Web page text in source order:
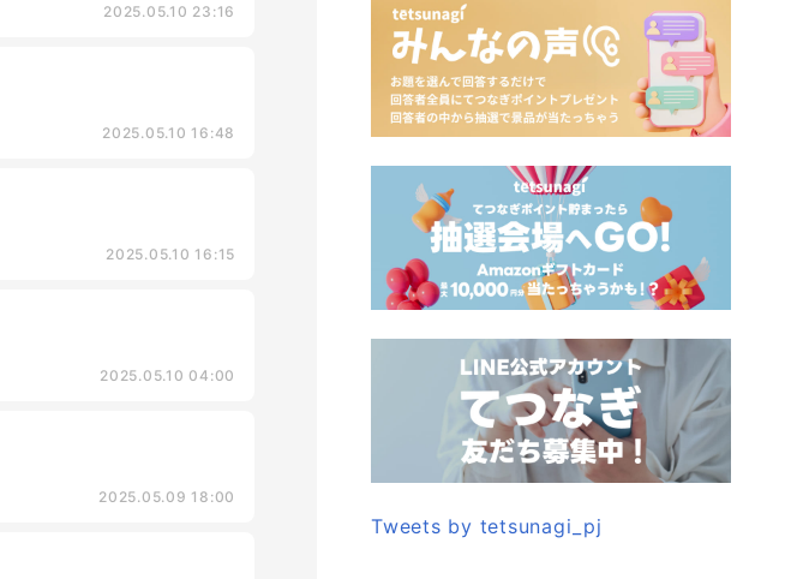
2025.05.10 23:16
2025.05.10 16:48
2025.05.10 16:15
2025.05.10 04:00
2025.05.09 18:00
Tweets by tetsunagi_pj